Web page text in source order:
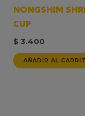
NONGSHIM
CUP
$ 3.400
AÑADIR AL